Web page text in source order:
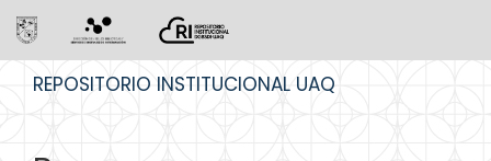
REPOSITORIO INSTITUCIONAL UAQ